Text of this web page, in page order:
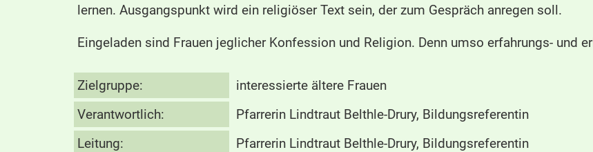
lernen. Ausgangspunkt wird ein religiöser Text sein, der zum Gespräch anregen soll.
Eingeladen sind Frauen jeglicher Konfession und Religion. Denn umso erfahrungs- und
Zielgruppe:
interessierte ältere Frauen
Verantwortlich:
Pfarrerin Lindtraut Belthle-Drury, Bildungsreferentin
Leitung:
Pfarrerin Lindtraut Belthle-Drury, Bildungsreferentin